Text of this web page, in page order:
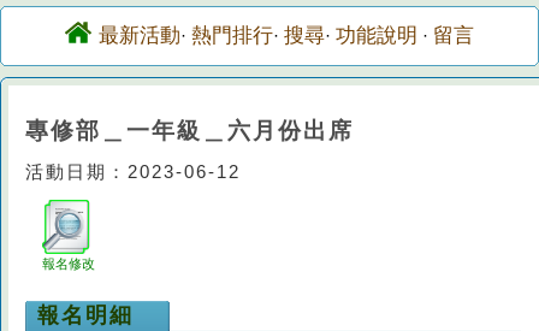
最新活動· 熱門排行· 搜尋· 功能說明 · 留言
專修部＿一年級＿六月份出席
活動日期：2023-06-12
報名修改
報名明細